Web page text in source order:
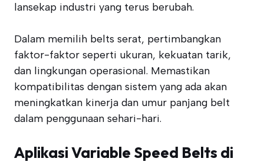
lansekap industri yang terus berubah.
Dalam memilih belts serat, pertimbangkan
faktor-faktor seperti ukuran, kekuatan tarik,
dan lingkungan operasional. Memastikan
kompatibilitas dengan sistem yang ada akan
meningkatkan kinerja dan umur panjang belt
dalam penggunaan sehari-hari.
Aplikasi Variable Speed Belts di